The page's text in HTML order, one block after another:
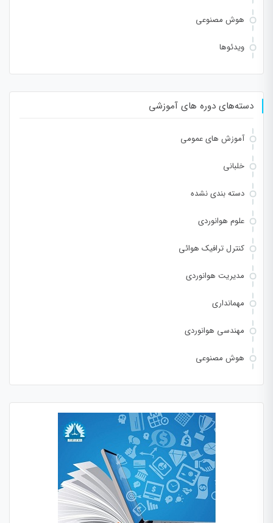
هوش مصنوعی
ویدئوها
دسته‌های دوره های آموزشی
آموزش های عمومی
خلبانی
دسته بندی نشده
علوم هوانوردی
کنترل ترافیک هوائی
مدیریت هوانوردی
مهمانداری
مهندسی هوانوردی
هوش مصنوعی